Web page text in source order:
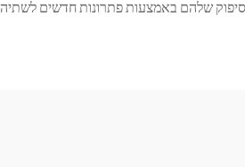
שלהם באמצעות פתרונות חדשים לשתיה.